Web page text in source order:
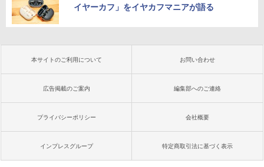
イヤーカフ」をイヤカフマニアが語る
本サイトのご利用について お問い合わせ
広告掲載のご案内 編集部へのご連絡
プライバシーポリシー 会社概要
インプレスグループ 特定商取引法に基づく表示